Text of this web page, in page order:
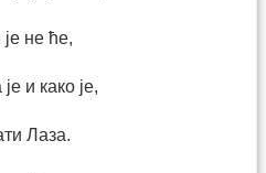
не ће,
и како је,
Лаза.